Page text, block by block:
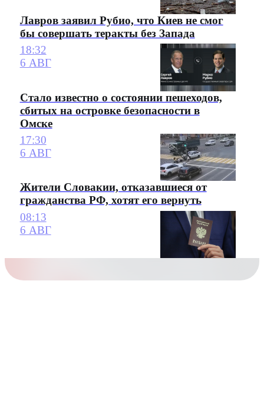
Лавров заявил Рубио, что Киев не смог
бы совершать теракты без Запада
18:32
6 АВГ
Стало известно о состоянии пешеходов,
сбитых на островке безопасности в
Омске
17:30
6 АВГ
Жители Словакии, отказавшиеся от
гражданства РФ, хотят его вернуть
08:13
6 АВГ